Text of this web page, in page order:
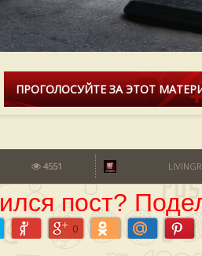
ПРОГОЛОСУЙТЕ ЗА ЭТОТ
4551
пост?
0